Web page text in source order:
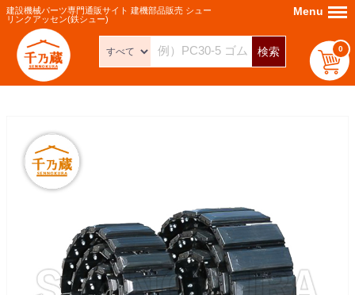
建設機械パーツ専門通販サイト 建機部品販売 シュー
リンクアッセン(鉄シュー)
検索 0
Menu Menu